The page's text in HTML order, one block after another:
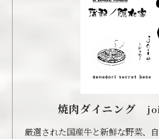
焼肉ダイニング
厳選された国産牛と新鮮な野菜、